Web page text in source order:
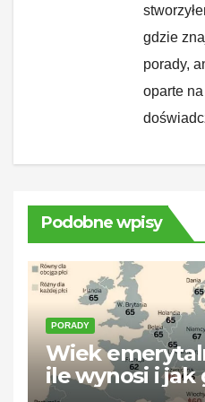
gdzie
porady,
oparte
Podobne wpisy
PORADY
Wiek
ile wynosi i jak